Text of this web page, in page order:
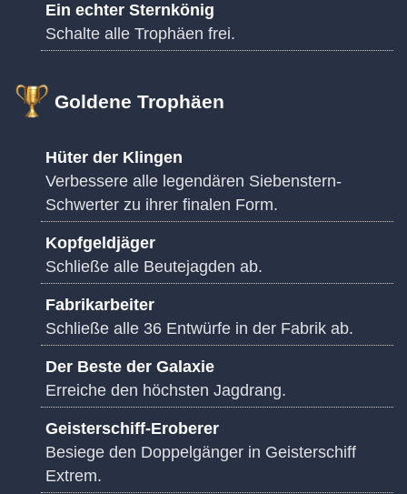
Ein echter Sternkönig
Schalte alle Trophäen frei.
Goldene Trophäen
Hüter der Klingen
Verbessere alle legendären Siebenstern-
Schwerter zu ihrer finalen Form.
Kopfgeldjäger
Schließe alle Beutejagden ab.
Fabrikarbeiter
Schließe alle 36 Entwürfe in der Fabrik ab.
Der Beste der Galaxie
Erreiche den höchsten Jagdrang.
Geisterschiff-Eroberer
Besiege den Doppelgänger in Geisterschiff
Extrem.